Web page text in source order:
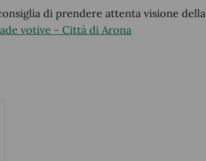
di prendere attenta visione della
votive - Città di Arona